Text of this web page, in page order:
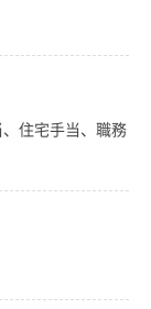
住宅手当、職務